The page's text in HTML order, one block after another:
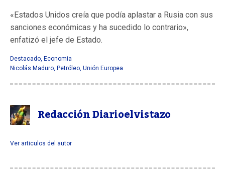
«Estados Unidos creía que podía aplastar a Rusia con sus
sanciones económicas y ha sucedido lo contrario»,
enfatizó el jefe de Estado.
Destacado, Economia
Nicolás Maduro, Petróleo, Unión Europea
Redacción Diarioelvistazo
Ver articulos del autor